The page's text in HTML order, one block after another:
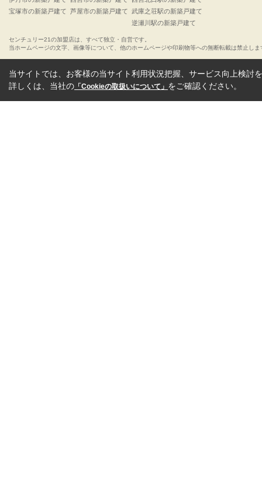
宝塚市の新築戸建て 芦屋市の新築戸建て 武庫之荘駅の新築戸建て
逆瀬川駅の新築戸建て
センチュリー21の加盟店は、すべて独立・自営です。
当ホームページの文字、画像等について、他のホームページや印刷物等への無断転載は禁止しま
当サイトでは、お客様の当サイト利用状況把握、サービス向上検討
詳しくは、当社の 「Cookieの取扱いについて」 をご確認ください。